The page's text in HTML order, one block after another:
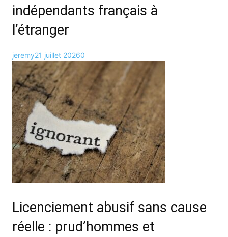
indépendants français à
l’étranger
jeremy21 juillet 20260
Licenciement abusif sans cause
réelle : prud’hommes et